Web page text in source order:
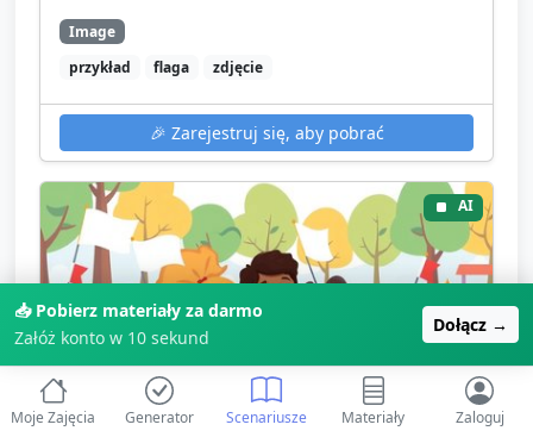
Image
przykład
flaga zdjęcie
🎉 Zarejestruj się, aby pobrać
AI
📥 Pobierz materiały za darmo
Załóż konto w 10 sekund
Dołącz →
Moje Zajęcia Generator Scenariusze Materiały Zaloguj